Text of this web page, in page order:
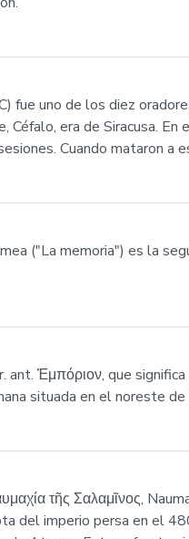
fue uno de los diez
Céfalo, era de Siracusa.
Cuando mataron a
("La memoria") es la
ant. Ἐμπόριον, que
situada en el noreste
τῆς Σαλαμῖνος,
del imperio persa en el